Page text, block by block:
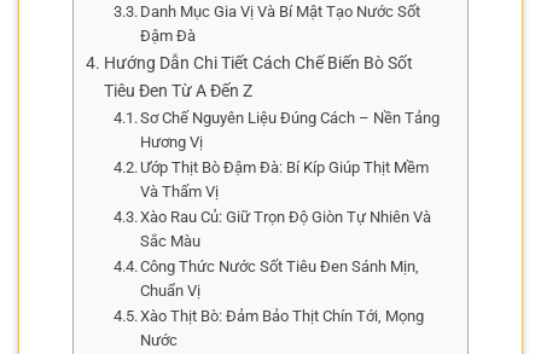
Danh Mục Gia Vị Và Bí Mật Tạo Nước Sốt
Đậm Đà
Hướng Dẫn Chi Tiết Cách Chế Biến Bò Sốt
Tiêu Đen Từ A Đến Z
Sơ Chế Nguyên Liệu Đúng Cách – Nền Tảng
Hương Vị
Ướp Thịt Bò Đậm Đà: Bí Kíp Giúp Thịt Mềm
Và Thấm Vị
Xào Rau Củ: Giữ Trọn Độ Giòn Tự Nhiên Và
Sắc Màu
Công Thức Nước Sốt Tiêu Đen Sánh Mịn,
Chuẩn Vị
Xào Thịt Bò: Đảm Bảo Thịt Chín Tới, Mọng
Nước